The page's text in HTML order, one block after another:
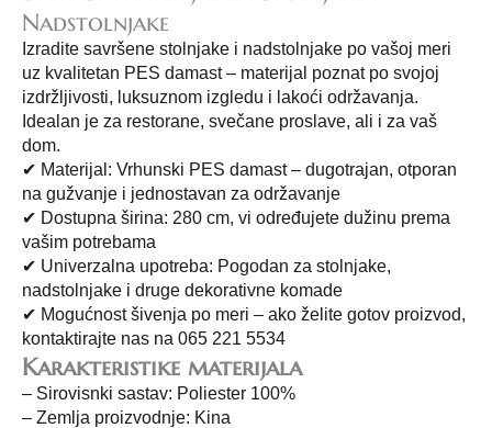
Nadstolnjake
Izradite savršene stolnjake i nadstolnjake po vašoj meri
uz kvalitetan PES damast – materijal poznat po svojoj
izdržljivosti, luksuznom izgledu i lakoći održavanja.
Idealan je za restorane, svečane proslave, ali i za vaš
dom.
✔ Materijal: Vrhunski PES damast – dugotrajan, otporan
na gužvanje i jednostavan za održavanje
✔ Dostupna širina: 280 cm, vi određujete dužinu prema
vašim potrebama
✔ Univerzalna upotreba: Pogodan za stolnjake,
nadstolnjake i druge dekorativne komade
✔ Mogućnost šivenja po meri – ako želite gotov proizvod,
kontaktirajte nas na 065 221 5534
Karakteristike materijala
– Sirovisnki sastav: Poliester 100%
– Zemlja proizvodnje: Kina